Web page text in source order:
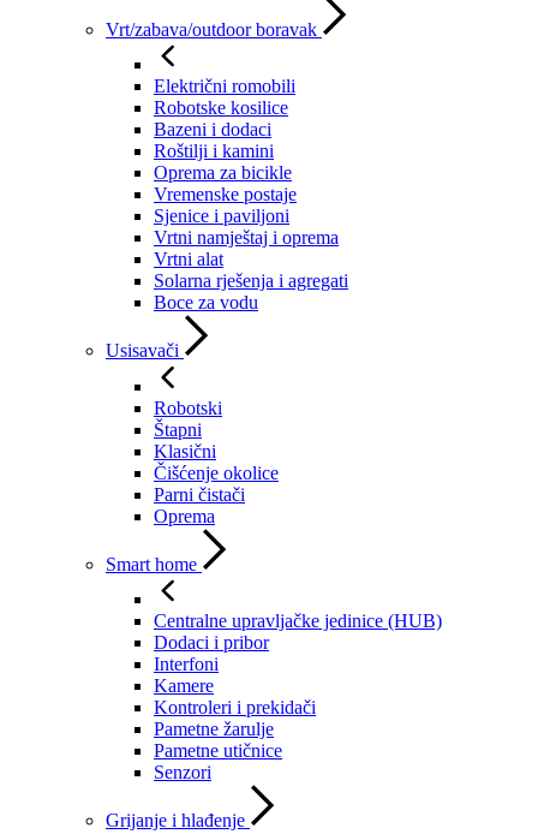
Vrt/zabava/outdoor boravak
Električni romobili
Robotske kosilice
Bazeni i dodaci
Roštilji i kamini
Oprema za bicikle
Vremenske postaje
Sjenice i paviljoni
Vrtni namještaj i oprema
Vrtni alat
Solarna rješenja i agregati
Boce za vodu
Usisavači
Robotski
Štapni
Klasični
Čišćenje okolice
Parni čistači
Oprema
Smart home
Centralne upravljačke jedinice (HUB)
Dodaci i pribor
Interfoni
Kamere
Kontroleri i prekidači
Pametne žarulje
Pametne utičnice
Senzori
Grijanje i hlađenje